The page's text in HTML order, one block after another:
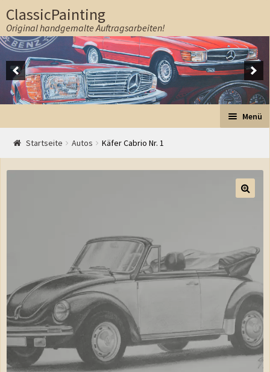
ClassicPainting
Original handgemalte Auftragsarbeiten!
Menü
Start
Warenkorb
Kasse
AGB
Startseite Autos Käfer Cabrio Nr. 1